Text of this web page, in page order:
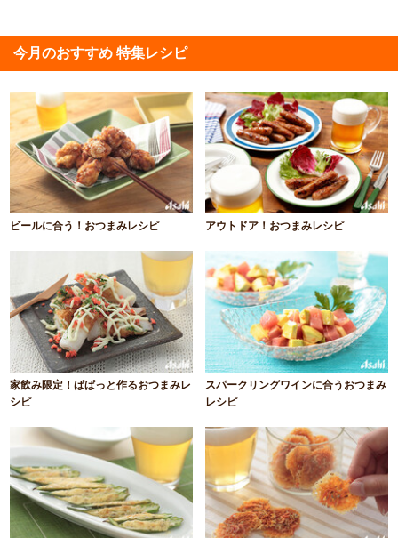
今月のおすすめ 特集レシピ
ビールに合う！おつまみレシピ アウトドア！おつまみレシピ
家飲み限定！ぱぱっと作るおつまみレ
シピ
スパークリングワインに合うおつまみ
レシピ